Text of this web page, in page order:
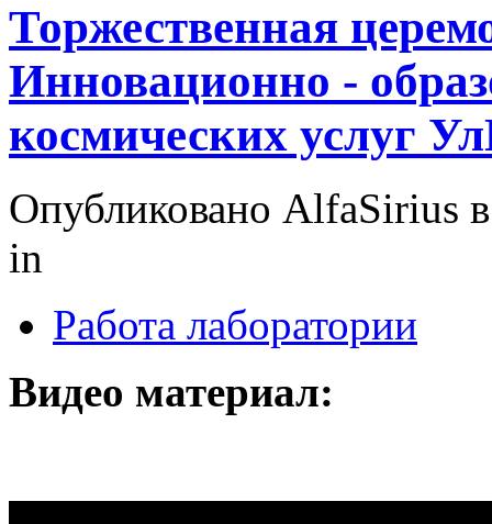
Торжественная
Инновационно -
космических услуг
Опубликовано AlfaSirius
in
Работа лаборатории
Видео материал: